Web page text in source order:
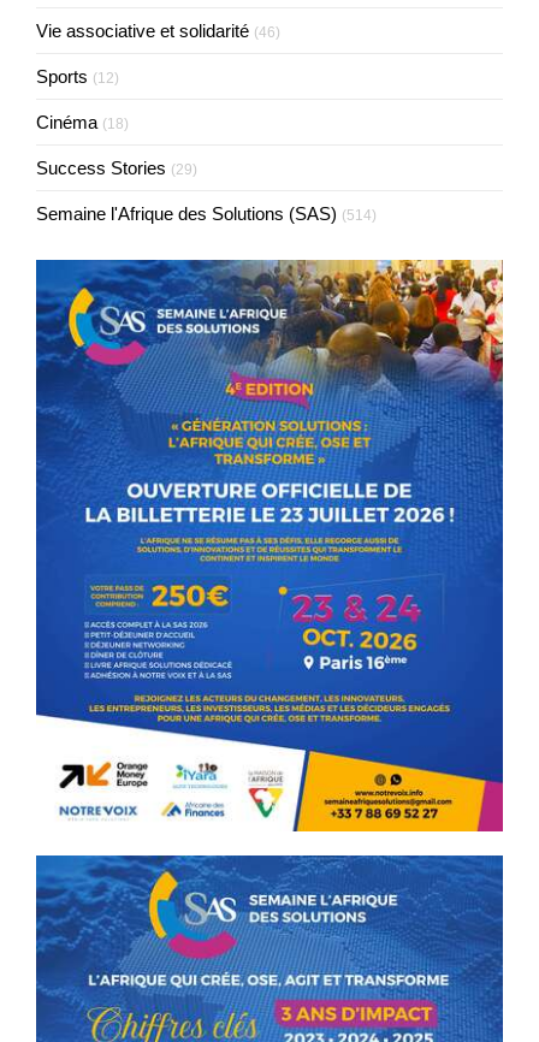
Vie associative et solidarité (46)
Sports (12)
Cinéma (18)
Success Stories (29)
Semaine l'Afrique des Solutions (SAS) (514)